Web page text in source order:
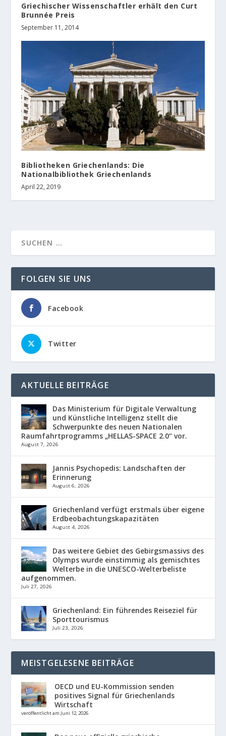
Griechischer Wissenschaftler erhält den Curt
Brunnée Preis
September 11, 2014
Bibliotheken Griechenlands: Die
Nationalbibliothek Griechenlands
April 22, 2019
FOLGEN SIE UNS
Facebook
Twitter
AKTUELLE BEITRÄGE
Das Ministerium für Digitale Verwaltung
und Künstliche Intelligenz stellt die
Schwerpunkte des neuen Nationalen
Raumfahrtprogramms „HELLAS-SPACE 2.0“ vor.
August 7, 2026
Jannis Psychopedis: Landschaften der
Erinnerung
August 6, 2026
Griechenland verfügt erstmals über eigene
Erdbeobachtungskapazitäten
August 4, 2026
Das weitere Gebiet des Gebirgsmassivs des
Olymps wurde einstimmig als gemischtes
Welterbe in die UNESCO-Welterbeliste
aufgenommen.
Juli 27, 2026
Griechenland: Ein führendes Reiseziel für
Sporttourismus
Juli 23, 2026
MEISTGELESENE BEITRÄGE
OECD und EU-Kommission senden
positives Signal für Griechenlands
Wirtschaft
veröffentlicht am Juni 12, 2026